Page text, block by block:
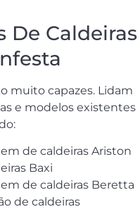
De Caldeiras
muito capazes. Lidam
e modelos existentes
de caldeiras Ariston
Baxi
de caldeiras Beretta
de caldeiras